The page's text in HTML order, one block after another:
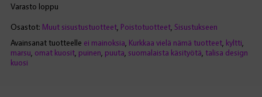
oli:
€12,00.
on:
€10,00.
Varasto loppu
Osastot: Muut sisustustuotteet, Poistotuotteet, Sisustukseen
Avainsanat tuotteelle ei mainoksia Kurkkaa vielä nämä tuotteet, kyltti
marsu omat kuosit, puinen puuta suomalaista käsityötä talisa design
kuosi